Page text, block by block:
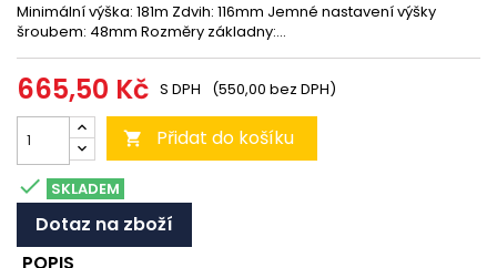
Minimální výška: 181m Zdvih: 116mm Jemné nastavení výšky
šroubem: 48mm Rozměry základny:...
665,50 Kč S DPH (550,00 bez DPH)
 Přidat do košíku
 SKLADEM
Dotaz na zboží